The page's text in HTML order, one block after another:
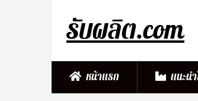
รับผลิต.com
หน้าแรก แนะน